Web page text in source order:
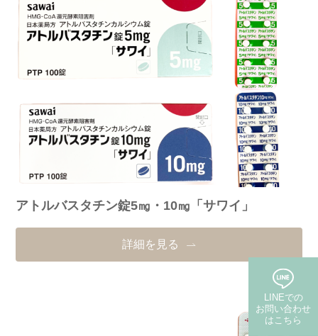
アトルバスタチン錠5㎎・10㎎「サワイ」
詳細を見る
LINEでの
お問い合わせ
はこちら